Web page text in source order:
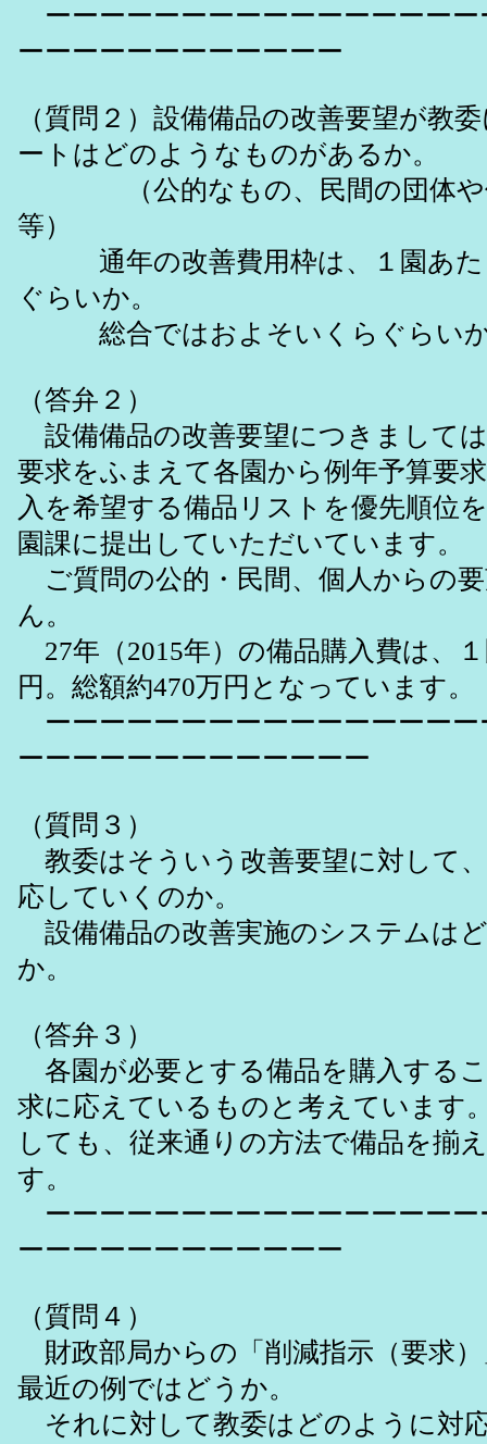
ーーーーーーーーーーーーーーーー
ーーーーーーーーーーーー
（質問２）設備備品の改善要望が教
ートはどのようなものがあるか。
（公的なもの、民間の団体や
等）
通年の改善費用枠は、１園あた
ぐらいか。
総合ではおよそいくらぐらい
（答弁２）
設備備品の改善要望につきまして
要求をふまえて各園から例年予算要
入を希望する備品リストを優先順位
園課に提出していただいています。
ご質問の公的・民間、個人からの
ん。
27年（2015年）の備品購入費は、
円。総額約470万円となっています。
ーーーーーーーーーーーーーーーー
ーーーーーーーーーーーーー
（質問３）
教委はそういう改善要望に対して
応していくのか。
設備備品の改善実施のシステムは
か。
（答弁３）
各園が必要とする備品を購入する
求に応えているものと考えています
しても、従来通りの方法で備品を揃
す。
ーーーーーーーーーーーーーーーー
ーーーーーーーーーーーー
（質問４）
財政部局からの「削減指示（要求
最近の例ではどうか。
それに対して教委はどのように対